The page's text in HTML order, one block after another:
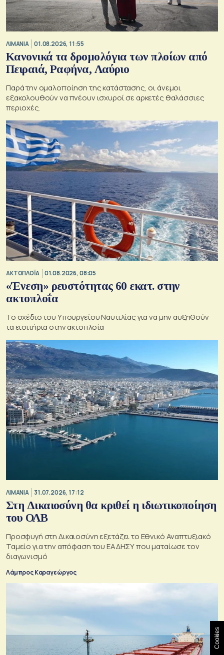
ΛΙΜΑΝΙΑ 01.08.2026, 11:55
Κανονικά τα δρομολόγια των πλοίων από
Πειραιά, Ραφήνα, Λαύριο
Παρά την ομαλοποίηση της κατάστασης, οι άνεμοι
εξακολουθούν να πνέουν ισχυροί σε αρκετές θαλάσσιες
περιοχές.
ΑΚΤΟΠΛΟΪΑ 01.08.2026, 08:05
«Ένεση» ρευστότητας 60 εκατ. στην
ακτοπλοΐα
Το σχέδιο του Υπουργείου Ναυτιλίας για να μην αυξηθούν
τα εισιτήρια στην ακτοπλοΐα
ΛΙΜΑΝΙΑ 31.07.2026, 17:12
Στη Δικαιοσύνη θα κριθεί η ιδιωτικοποίηση
του ΟΛΒ
Προσφυγή στη Δικαιοσύνη εξετάζει το Εθνικό Αναπτυξιακό
Ταμείο για την απόφαση του ΕΑΔΗΣΥ που ματαίωσε τον
διαγωνισμό
Λάμπρος Καραγεώργος
Cookies